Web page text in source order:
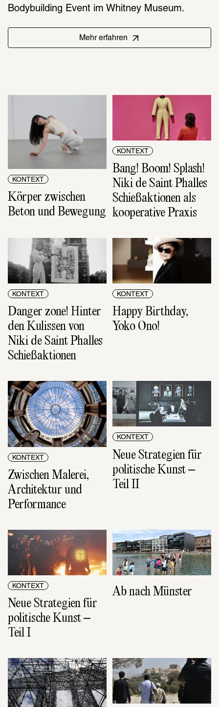
Bodybuilding Event im Whitney Museum.
Mehr erfahren
KONTEXT
Körper zwischen
Beton und Bewegung
KONTEXT
Bang! Boom! Splash!
Niki de Saint Phalles
Schießaktionen als
kooperative Praxis
KONTEXT
Danger zone! Hinter
den Kulissen von
Niki de Saint Phalles
Schießaktionen
KONTEXT
Happy Birthday,
Yoko Ono!
KONTEXT
Zwischen Malerei,
Architektur und
Performance
KONTEXT
Neue Strategien für
politische Kunst –
Teil II
KONTEXT
Neue Strategien für
politische Kunst –
Teil I
Ab nach Münster